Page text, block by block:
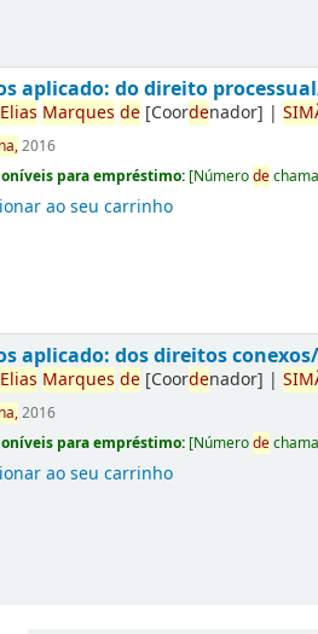
aplicado: do direito
Elias Marques de [Coordenador] |
2016
para empréstimo: [Númerode
ao seu carrinho
aplicado: dos direitos conexos/
Elias Marques de [Coordenador] |
2016
para empréstimo: [Númerode
ao seu carrinho